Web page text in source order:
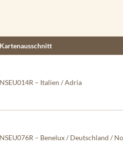
Kartenausschnitt
NSEU014R – Italien / Adria
NSEU076R – Benelux / Deutschland /